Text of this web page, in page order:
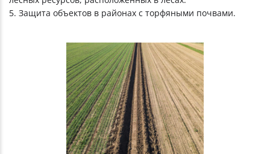
5. Защита объектов в районах с торфяными почвами.